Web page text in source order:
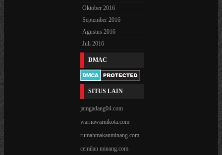
Oktober 2016
September 2016
Agustus 2016
Juli 2016
DMAC
SITUS LAIN
jamgadang04.com
warnawarnikota.com
rumahmakanminang.com
cemilan minang.com